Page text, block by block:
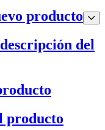
producto
del
producto